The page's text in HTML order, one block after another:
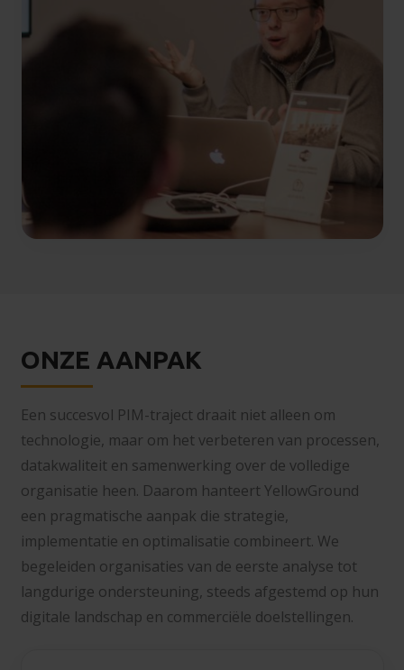
ONZE AANPAK
Een succesvol PIM-traject draait niet alleen om
technologie, maar om het verbeteren van processen,
datakwaliteit en samenwerking over de volledige
organisatie heen. Daarom hanteert YellowGround
een pragmatische aanpak die strategie,
implementatie en optimalisatie combineert. We
begeleiden organisaties van de eerste analyse tot
langdurige ondersteuning, steeds afgestemd op hun
digitale landschap en commerciële doelstellingen.